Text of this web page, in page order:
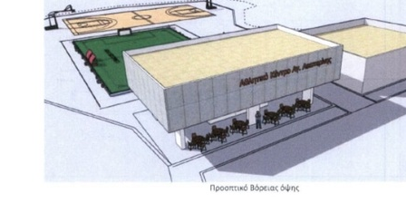
2012
2011
2010
2006